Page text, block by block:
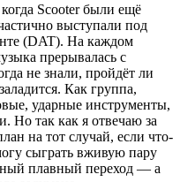
Scooter были ещё
выступали под
(DAT). На каждом
прерывалась с
не знали, пройдёт ли
Как группа,
ударные инструменты,
Но так как я отвечаю за
на тот случай, если что-
сыграть вживую пару
плавный переход — а